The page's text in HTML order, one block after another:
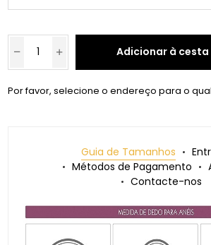
Adicionar à cesta
Por favor, selecione o endereço para o
Guia de Tamanhos
Métodos de Pagamento
Contacte-nos